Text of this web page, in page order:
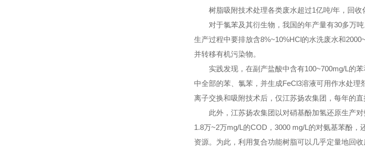
树脂吸附技术处理各类废水超过1亿吨/年，回
对于氯苯及其衍生物，我国的年产量有30多万吨
生产过程中要排放含8%~10%HCl的水洗废水和
并转移有机污染物。
实践发现，在副产盐酸中含有100~700mg/L的苯
中全部的苯、氯苯，并生成FeCl3溶液可用作水处
离子交换和吸附技术后，仅江苏扬农集团，每年的直
此外，江苏扬农集团以对硝基酚加氢还原生产对
1.8万~2万mg/L的COD，3000 mg/L的对氨基苯酚
资源。为此，利用复合功能树脂可以几乎定量地回收